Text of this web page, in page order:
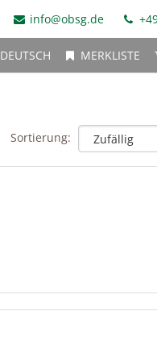
info@obsg.de
DEUTSCH MERKLISTE
Sortierung: